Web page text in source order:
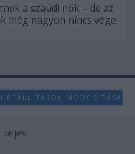
a szaúdi nők – de az
még nagyon nincs vége
BEÁLLÍTÁSOK MÓDOSÍTÁSA
teljes